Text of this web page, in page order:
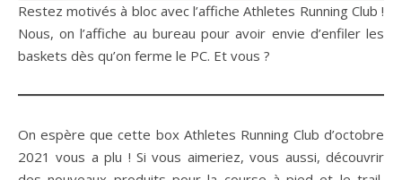
Restez motivés à bloc avec l’affiche Athletes Running Club !
Nous, on l’affiche au bureau pour avoir envie d’enfiler les
baskets dès qu’on ferme le PC. Et vous ?
On espère que cette box Athletes Running Club d’octobre
2021 vous a plu ! Si vous aimeriez, vous aussi, découvrir